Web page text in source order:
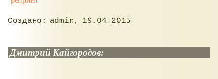
admin 19.04.2015
Дмитрий Кайгородов: